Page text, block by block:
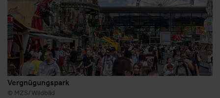
Vergnügungspark
© MZS/Wildbild